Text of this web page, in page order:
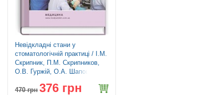
Невідкладні стани у
стоматологічній практиці / І.М.
Скрипник, П.М. Скрипников,
О.В. Гуржій, О.А. Шапошник.
470грн 376 грн